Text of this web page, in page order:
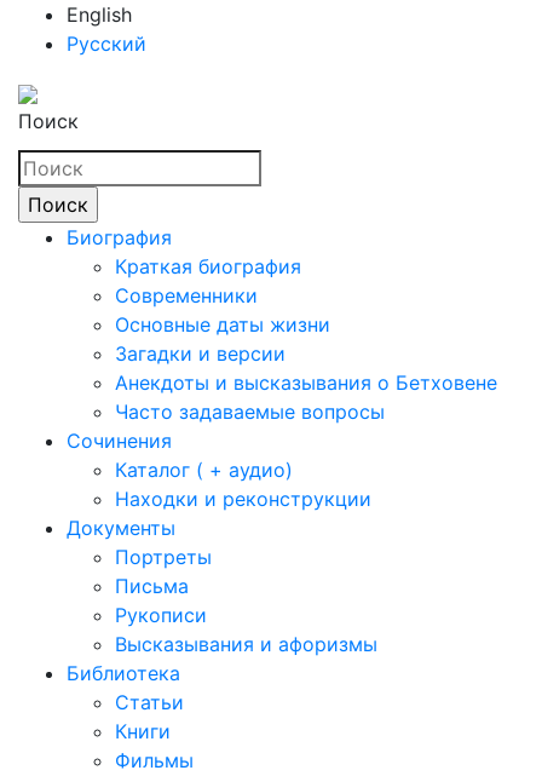
English
Русский
Поиск
Биография
Краткая биография
Современники
Основные даты жизни
Загадки и версии
Анекдоты и высказывания о Бетховене
Часто задаваемые вопросы
Сочинения
Каталог ( + аудио)
Находки и реконструкции
Документы
Портреты
Письма
Рукописи
Высказывания и афоризмы
Библиотека
Статьи
Книги
Фильмы